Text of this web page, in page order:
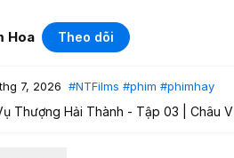
Hoa Theo dõi
7, 2026 #NTFilms #phim #phimhay
Thượng Hải Thành - Tập 03 | Châu